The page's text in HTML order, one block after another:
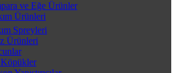
ve Eğe Ürünler
Ürünleri
Spreyleri
Ürünleri